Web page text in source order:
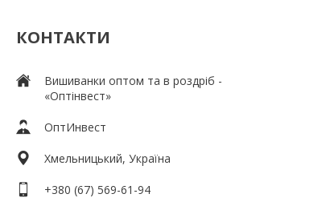
КОНТАКТИ
Вишиванки оптом та в роздріб -
«Оптінвест»
ОптИнвест
Хмельницький, Україна
+380 (67) 569-61-94